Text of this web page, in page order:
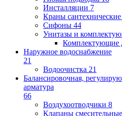
Инсталляции 7
Краны сантехнические
Сифоны 44
Унитазы и
Комплектующие
Наружное водоснабжение
21
Водоочистка 21
Балансировочная,
арматура
66
Воздухоотводчики 8
Клапаны cмесительные